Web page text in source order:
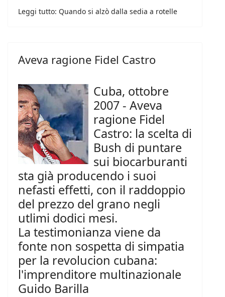
Leggi tutto: Quando si alzò dalla sedia a rotelle
Aveva ragione Fidel Castro
Cuba, ottobre
2007 - Aveva
ragione Fidel
Castro: la scelta di
Bush di puntare
sui biocarburanti
sta già producendo i suoi
nefasti effetti, con il raddoppio
del prezzo del grano negli
utlimi dodici mesi.
La testimonianza viene da
fonte non sospetta di simpatia
per la revolucion cubana:
l'imprenditore multinazionale
Guido Barilla